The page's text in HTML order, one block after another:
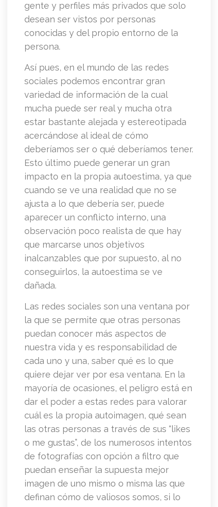
gente y perfiles más privados que solo
desean ser vistos por personas
conocidas y del propio entorno de la
persona.
Así pues, en el mundo de las redes
sociales podemos encontrar gran
variedad de información de la cual
mucha puede ser real y mucha otra
estar bastante alejada y estereotipada
acercándose al ideal de cómo
deberíamos ser o qué deberíamos tener.
Esto último puede generar un gran
impacto en la propia autoestima, ya que
cuando se ve una realidad que no se
ajusta a lo que debería ser, puede
aparecer un conflicto interno, una
observación poco realista de que hay
que marcarse unos objetivos
inalcanzables que por supuesto, al no
conseguirlos, la autoestima se ve
dañada.
Las redes sociales son una ventana por
la que se permite que otras personas
puedan conocer más aspectos de
nuestra vida y es responsabilidad de
cada uno y una, saber qué es lo que
quiere dejar ver por esa ventana. En la
mayoría de ocasiones, el peligro está en
dar el poder a estas redes para valorar
cuál es la propia autoimagen, qué sean
las otras personas a través de sus “likes
o me gustas”, de los numerosos intentos
de fotografías con opción a filtro que
puedan enseñar la supuesta mejor
imagen de uno mismo o misma las que
definan cómo de valiosos somos, si lo